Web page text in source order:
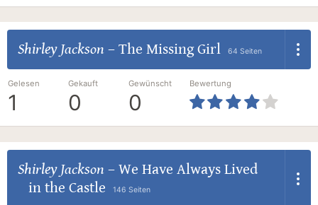
Shirley Jackson – The Missing Girl 64 Seiten
Gelesen
1
Gekauft
0
Gewünscht
0
Bewertung
Shirley Jackson – We Have Always Lived
in the Castle
146 Seiten